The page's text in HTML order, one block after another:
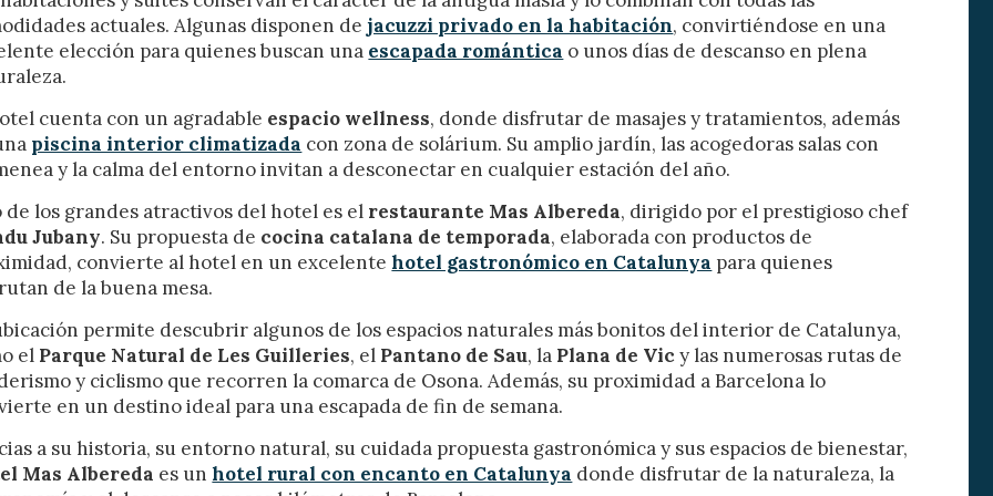
actuales. Algunas disponen dejacuzzi privado en la habitación, convirtiéndose en una
elección para quienes buscan una escapada romántica o unos días de descanso en plena
cuenta con un agradable espacio wellness, donde disfrutar de masajes y tratamientos, además
piscina interior climatizada con zona de solárium. Su amplio jardín, las acogedoras salas con
y la calma del entorno invitan a desconectar en cualquier estación del año.
de los grandes atractivos del hotel es el restaurante Mas Albereda, dirigido por el prestigioso chef
Jubany. Su propuesta de cocina catalana de temporada, elaborada con productos de
convierte al hotel en un excelentehotel gastronómico en Catalunya para quienes
de la buena mesa.
permite descubrir algunos de los espacios naturales más bonitos del interior de Catalunya,
el Parque Natural de Les Guilleries, el Pantano de Sau, la Plana de Vicy las numerosas rutas de
y ciclismo que recorren la comarca de Osona. Además, su proximidad a Barcelona lo
en un destino ideal para una escapada de fin de semana.
a su historia, su entorno natural, su cuidada propuesta gastronómica y sus espacios de bienestar,
Mas Albereda es unhotel rural con encanto en Catalunya donde disfrutar de la naturaleza, la
realizar el seguimiento y análisis del comportamiento de los usuarios de este
La información recogida mediante este tipo de cookies se utiliza en la
de la actividad de la web para la elaboración de perfiles de navegación de
con el fin de introducir mejoras en función del análisis de los datos de uso
los usuarios del servicio. Permiten guardar la información de preferencia
para mejorar la calidad de nuestros servicios y para ofrecer una mejor
a través de productos recomendados.
y publicidad
son utilizadas para almacenar información sobre las preferencias y
personales del usuario a través de la observación continuada de sus
de navegación. Gracias a ellas, podemos conocer los hábitos de navegación
web y mostrar publicidad relacionada con el perfil de navegación del